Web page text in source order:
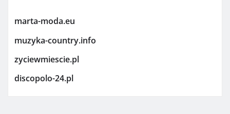
marta-moda.eu
muzyka-country.info
zyciewmiescie.pl
discopolo-24.pl